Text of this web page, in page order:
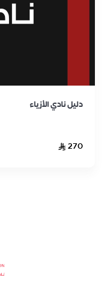
برامج حضورية
قرطاسية نادي الأزياء
دليل نادي الأزياء
270